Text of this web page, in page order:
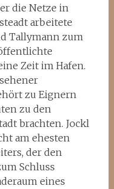
die Netze in
arbeitete
Tallymann zum
Zeit im Hafen.
zu Eignern
zu den
brachten. Jockl
am ehesten
der den
Schluss
eines